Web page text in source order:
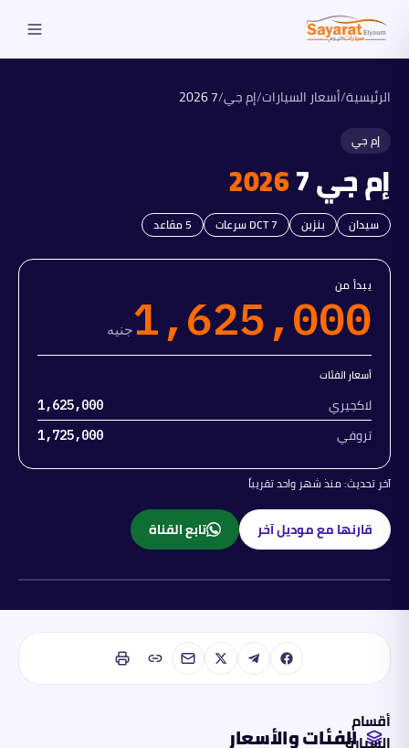
الرئيسية/أسعار السيارات/إم جي/
7
2026
إم جي
إم جي7
2026
سيدان بنزين DCT 7 سرعات 5مقاعد
يبدأ من
1,625,000جنيه
أسعار الفئات
لاكجيري 1,625,000
تروفي 1,725,000
آخر تحديث:منذ شهر واحد تقريباً
قارنها مع موديل آخر تابع القناة
أقسام
السيارةالفئات والأسعار